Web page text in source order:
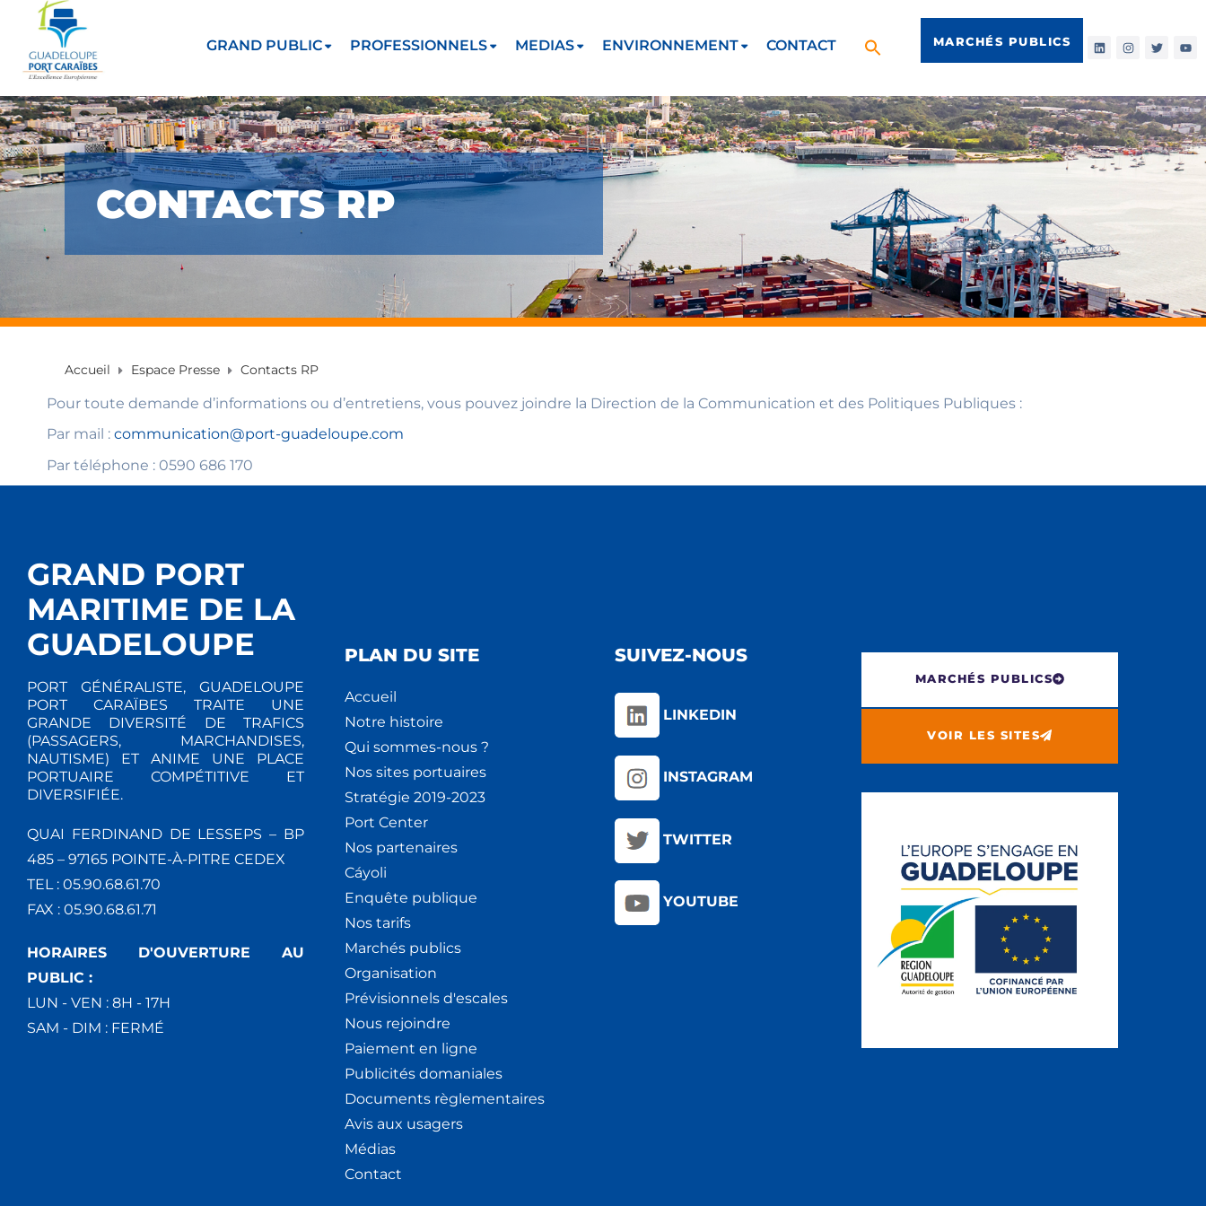
GRAND PUBLIC PROFESSIONNELS MEDIAS ENVIRONNEMENT CONTACT MARCHÉS PUBLICS
CONTACTS RP
Accueil Espace Presse Contacts RP
Pour toute demande d’informations ou d’entretiens, vous pouvez joindre la Direction de la Communication et des Politiques Publiques :
Par mail : communication@port-guadeloupe.com
Par téléphone : 0590 686 170
GRAND PORT
MARITIME DE LA
GUADELOUPE
PORT GÉNÉRALISTE, GUADELOUPE
PORT CARAÏBES TRAITE UNE
GRANDE DIVERSITÉ DE TRAFICS
(PASSAGERS, MARCHANDISES,
NAUTISME) ET ANIME UNE PLACE
PORTUAIRE COMPÉTITIVE ET
DIVERSIFIÉE.
QUAI FERDINAND DE LESSEPS – BP
485 – 97165 POINTE-À-PITRE CEDEX
TEL : 05.90.68.61.70
FAX : 05.90.68.61.71
HORAIRES D'OUVERTURE AU
PUBLIC :
LUN - VEN : 8H - 17H
SAM - DIM : FERMÉ
PLAN DU SITE
Accueil
Notre histoire
Qui sommes-nous ?
Nos sites portuaires
Stratégie 2019-2023
Port Center
Nos partenaires
Cáyoli
Enquête publique
Nos tarifs
Marchés publics
Organisation
Prévisionnels d'escales
Nous rejoindre
Paiement en ligne
Publicités domaniales
Documents règlementaires
Avis aux usagers
Médias
Contact
SUIVEZ-NOUS
LINKEDIN
INSTAGRAM
TWITTER
YOUTUBE
MARCHÉS PUBLICS
VOIR LES SITES